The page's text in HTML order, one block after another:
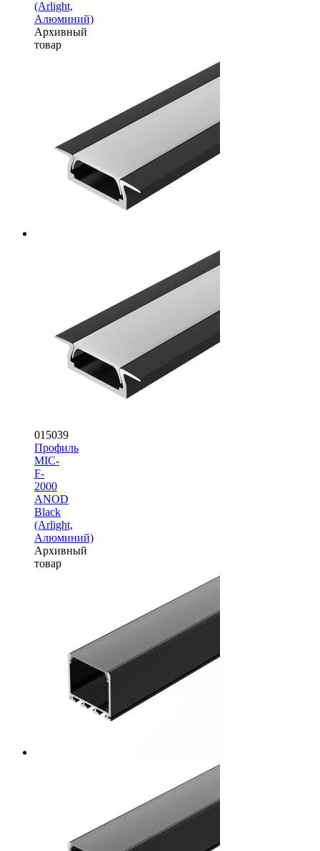
(Arlight,
Алюминий)
Архивный
товар
015039
Профиль
MIC-
F-
2000
ANOD
Black
(Arlight,
Алюминий)
Архивный
товар